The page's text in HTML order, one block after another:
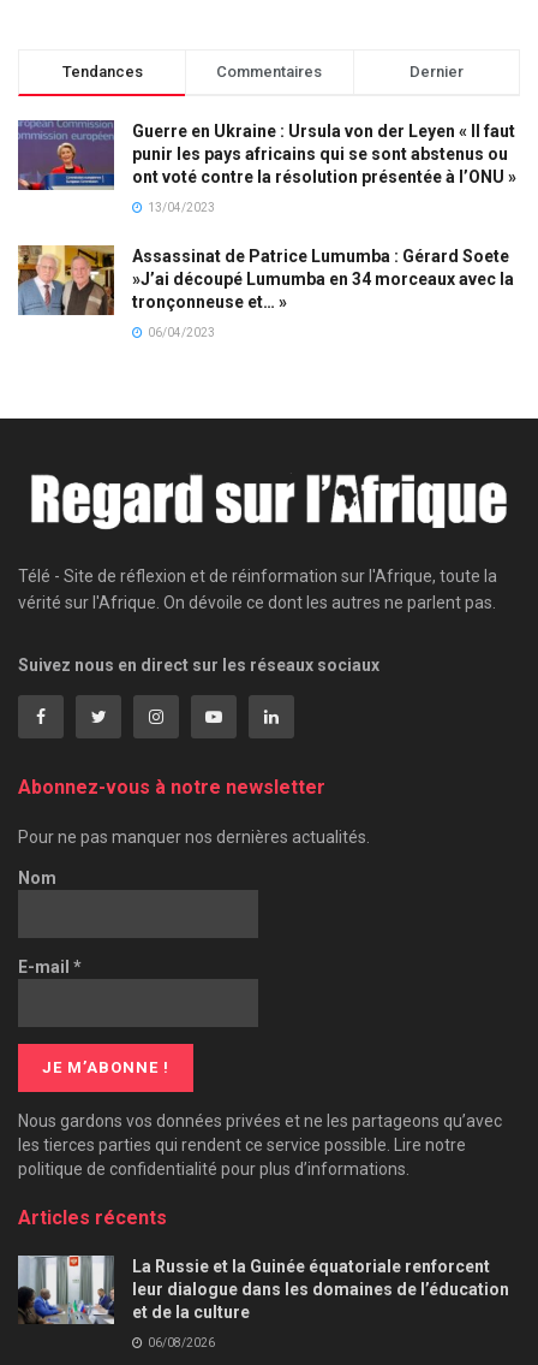
Tendances Commentaires Dernier
Guerre en Ukraine : Ursula von der Leyen « Il faut
punir les pays africains qui se sont abstenus ou
ont voté contre la résolution présentée à l’ONU »
13/04/2023
Assassinat de Patrice Lumumba : Gérard Soete
»J’ai découpé Lumumba en 34 morceaux avec la
tronçonneuse et… »
06/04/2023
Télé - Site de réflexion et de réinformation sur l'Afrique, toute la
vérité sur l'Afrique. On dévoile ce dont les autres ne parlent pas.
Suivez nous en direct sur les réseaux sociaux
Abonnez-vous à notre newsletter
Pour ne pas manquer nos dernières actualités.
Nom
E-mail *
Nous gardons vos données privées et ne les partageons qu’avec
les tierces parties qui rendent ce service possible. Lire notre
politique de confidentialité pour plus d’informations.
Articles récents
La Russie et la Guinée équatoriale renforcent
leur dialogue dans les domaines de l’éducation
et de la culture
06/08/2026